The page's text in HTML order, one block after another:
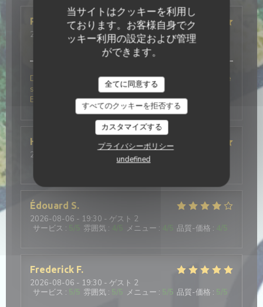
当サイトはクッキーを利用し
ております。お客様自身でク
ッキー利用の設定および管理
ができます。
全てに同意する
すべてのクッキーを拒否する
カスタマイズする
プライバシーポリシー
undefined
Pierre
2026-08-08- 12:30 - ゲスト 2
5/5 雰囲気: 5/5 メニュー:5 /5 品質-価格
Des plats, excellent, un service au Top, notamment le
serveur, humour, gentillesse et professionnalisme.
Bravo à cet établissement, nous reviendrons.
Herve
2026-08-07
- 20:00 - ゲスト 4
/5 メニュー
Édouard S
2026-08-06 - 19:30 - ゲスト 2
サービス : 雰囲気 : メニュー : 品質-価格 :
Frederick F
2026-08-06 - 19:30 - ゲスト 2
サービス : 雰囲気 : /5 メニュー : /5 品質-価格 :